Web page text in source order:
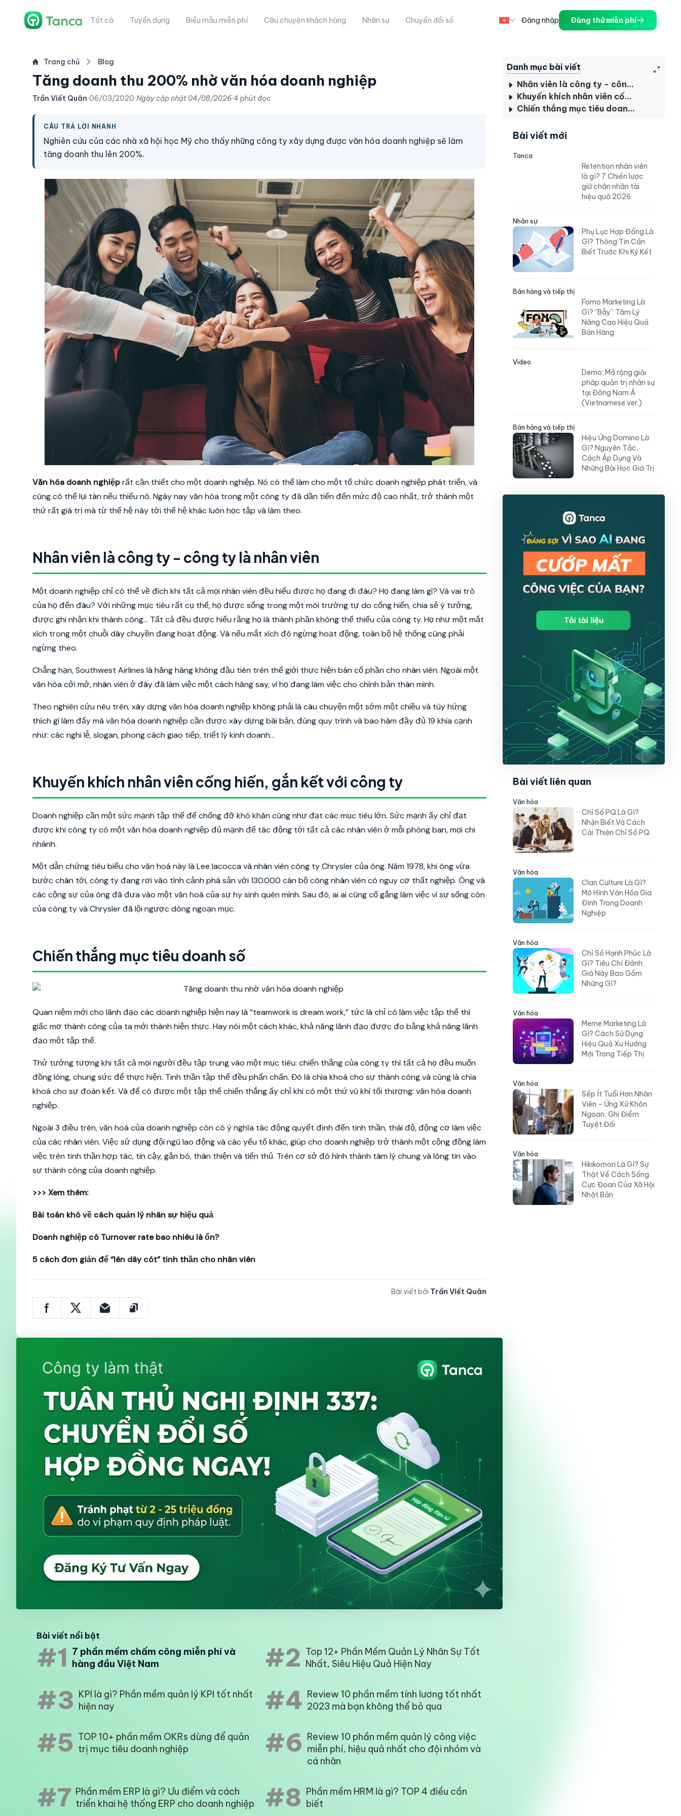
Tất cả Tuyển dụng Biểu mẫu miễn phí Câu chuyện khách hàng Nhân sự Chuyển đổi số Đăng nhập Dùng thử miễn phí
Trang chủ Blog
Tăng doanh thu 200% nhờ văn hóa doanh nghiệp
Trần Viết Quân·06/03/2020·Ngày cập nhật04/08/2026·4 phút đọc
CÂU TRẢ LỜI NHANH
Nghiên cứu của các nhà xã hội học Mỹ cho thấy những công ty xây dựng được văn hóa doanh nghiệp sẽ làm
tăng doanh thu lên 200%.
Văn hóa doanh nghiệprất cần thiết cho một doanh nghiệp. Nó có thể làm cho một tổ chức doanh nghiệp phát triển, và
cũng có thể lụi tàn nếu thiếu nó. Ngày nay văn hóa trong một công ty đã dần tiến đến mức độ cao nhất, trở thành một
thứ rất giá trị mà từ thế hệ này tới thế hệ khác luôn học tập và làm theo.
Nhân viên là công ty - công ty là nhân viên
Một doanh nghiệp chỉ có thể về đích khi tất cả mọi nhân viên đều hiểu được họ đang đi đâu? Họ đang làm gì? Và vai trò
của họ đến đâu? Với những mục tiêu rất cụ thể, họ được sống trong một môi trường tự do cống hiến, chia sẻ ý tưởng,
được ghi nhận khi thành công… Tất cả đều được hiểu rằng họ là thành phần không thể thiếu của công ty. Họ như một mắt
xích trong một chuỗi dây chuyền đang hoạt động. Và nếu mắt xích đó ngừng hoạt động, toàn bộ hệ thống cũng phải
ngừng theo.
Chẳng hạn, Southwest Airlines là hãng hàng không đầu tiên trên thế giới thực hiện bán cổ phần cho nhân viên. Ngoài một
văn hóa cởi mở, nhân viên ở đây đã làm việc một cách hăng say, vì họ đang làm việc cho chính bản thân mình.
Theo nghiên cứu nêu trên, xây dựng văn hóa doanh nghiệp không phải là câu chuyện một sớm một chiều và tùy hứng
thích gì làm đấy mà văn hóa doanh nghiệp cần được xây dựng bài bản, đúng quy trình và bao hàm đầy đủ 19 khía cạnh
như: các nghi lễ, slogan, phong cách giao tiếp, triết lý kinh doanh…
Khuyến khích nhân viên cống hiến, gắn kết với công ty
Doanh nghiệp cần một sức mạnh tập thể để chống đỡ khó khăn cũng như đạt các mục tiêu lớn. Sức mạnh ấy chỉ đạt
được khi công ty có một văn hóa doanh nghiệp đủ mạnh để tác động tới tất cả các nhân viên ở mỗi phòng ban, mọi chi
nhánh.
Một dẫn chứng tiêu biểu cho văn hoá này là Lee Iacocca và nhân viên công ty Chrysler của ông. Năm 1978, khi ông vừa
bước chân tới, công ty đang rơi vào tình cảnh phá sản với 130.000 cán bộ công nhân viên có nguy cơ thất nghiệp. Ông và
các cộng sự của ông đã đưa vào một văn hoá của sự hy sinh quên mình. Sau đó, ai ai cũng cố gắng làm việc vì sự sống còn
của công ty và Chrysler đã lội ngược dòng ngoạn mục.
Chiến thắng mục tiêu doanh số
Quan niệm mới cho lãnh đạo các doanh nghiệp hiện nay là “teamwork is dream work,” tức là chỉ có làm việc tập thể thì
giấc mơ thành công của ta mới thành hiện thực. Hay nói một cách khác, khả năng lãnh đạo được đo bằng khả năng lãnh
đạo một tập thể.
Thử tưởng tượng khi tất cả mọi người đều tập trung vào một mục tiêu: chiến thắng của công ty thì tất cả họ đều muốn
đồng lòng, chung sức để thực hiện. Tinh thần tập thể đều phấn chấn. Đó là chìa khoá cho sự thành công và cũng là chìa
khoá cho sự đoàn kết. Và để có được một tập thể chiến thắng ấy chỉ khi có một thứ vũ khí tối thượng: văn hóa doanh
nghiệp.
Ngoài 3 điều trên, văn hoá của doanh nghiệp còn có ý nghĩa tác động quyết định đến tinh thần, thái độ, động cơ làm việc
của các nhân viên. Việc sử dụng đội ngũ lao động và các yếu tố khác, giúp cho doanh nghiệp trở thành một cộng đồng làm
việc trên tinh thần hợp tác, tin cậy, gắn bó, thân thiện và tiến thủ. Trên cơ sở đó hình thành tâm lý chung và lòng tin vào
sự thành công của doanh nghiệp.
>>> Xem thêm:
Bài toán khó về cách quản lý nhân sự hiệu quả
Doanh nghiệp có Turnover rate bao nhiêu là ổn?
5 cách đơn giản để “lên dây cót” tinh thần cho nhân viên
Bài viết bởi Trần Viết Quân
Bài viết nổi bật
#1 7 phần mềm chấm công miễn phí và
hàng đầu Việt Nam
#2 Top 12+ Phần Mềm Quản Lý Nhân Sự Tốt
Nhất, Siêu Hiệu Quả Hiện Nay
#3 KPI là gì? Phần mềm quản lý KPI tốt nhất
hiện nay
#4 Review 10 phần mềm tính lương tốt nhất
2023 mà bạn không thể bỏ qua
#5 TOP 10+ phần mềm OKRs dùng để quản
trị mục tiêu doanh nghiệp
#6 Review 10 phần mềm quản lý công việc
miễn phí, hiệu quả nhất cho đội nhóm và
cá nhân
#7 Phần mềm ERP là gì? Ưu điểm và cách
triển khai hệ thống ERP cho doanh nghiệp
#8 Phần mềm HRM là gì? TOP 4 điều cần
biết
Danh mục bài viết
Nhân viên là công ty - công ty là nhân viên
Khuyến khích nhân viên cống hiến, gắn kết với công ty
Chiến thắng mục tiêu doanh số
Bài viết mới
Tanca
Retention nhân viên
là gì? 7 Chiến lược
giữ chân nhân tài
hiệu quả 2026
Nhân sự
Phụ Lục Hợp Đồng Là
Gì? Thông Tin Cần
Biết Trước Khi Ký Kết
Bán hàng và tiếp thị
Fomo Marketing Là
Gì? “Bẫy” Tâm Lý
Nâng Cao Hiệu Quả
Bán Hàng
Video
Demo: Mở rộng giải
pháp quản trị nhân sự
tại Đông Nam Á
(Vietnamese ver.)
Bán hàng và tiếp thị
Hiệu Ứng Domino Là
Gì? Nguyên Tắc,
Cách Áp Dụng Và
Những Bài Học Giá Trị
Bài viết liên quan
Văn hóa
Chỉ Số PQ Là Gì?
Nhận Biết Và Cách
Cải Thiện Chỉ Số PQ
Văn hóa
Clan Culture Là Gì?
Mô Hình Văn Hóa Gia
Đình Trong Doanh
Nghiệp
Văn hóa
Chỉ Số Hạnh Phúc Là
Gì? Tiêu Chí Đánh
Giá Này Bao Gồm
Những Gì?
Văn hóa
Meme Marketing Là
Gì? Cách Sử Dụng
Hiệu Quả Xu Hướng
Mới Trong Tiếp Thị
Văn hóa
Sếp Ít Tuổi Hơn Nhân
Viên - Ứng Xử Khôn
Ngoan, Ghi Điểm
Tuyệt Đối
Văn hóa
Hikikomori Là Gì? Sự
Thật Về Cách Sống
Cực Đoan Của Xã Hội
Nhật Bản